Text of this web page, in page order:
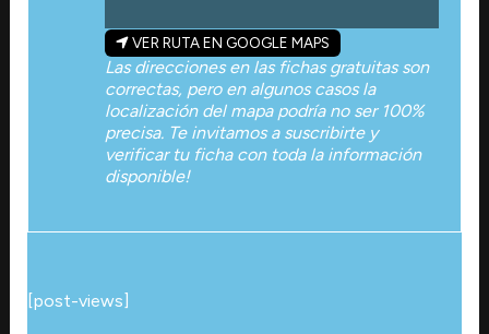
VER RUTA EN GOOGLE MAPS
Las direcciones en las fichas gratuitas son
correctas, pero en algunos casos la
localización del mapa podría no ser 100%
precisa. Te invitamos a suscribirte y
verificar tu ficha con toda la información
disponible!
[post-views]